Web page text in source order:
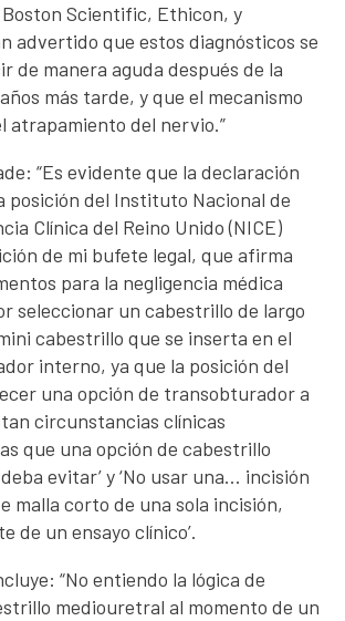
Scientific, Ethicon, y
advertido que estos diagnósticos se
de manera aguda después de la
más tarde, y que el mecanismo
atrapamiento del nervio.”
“Es evidente que la declaración
posición del Instituto Nacional de
Clínica del Reino Unido (NICE)
de mi bufete legal, que afirma
para la negligencia médica
seleccionar un cabestrillo de largo
cabestrillo que se inserta en el
interno, ya que la posición del
una opción de transobturador a
circunstancias clínicas
que una opción de cabestrillo
evitar’ y ‘No usar una… incisión
malla corto de una sola incisión,
de un ensayo clínico’.
“No entiendo la lógica de
mediouretral al momento de un